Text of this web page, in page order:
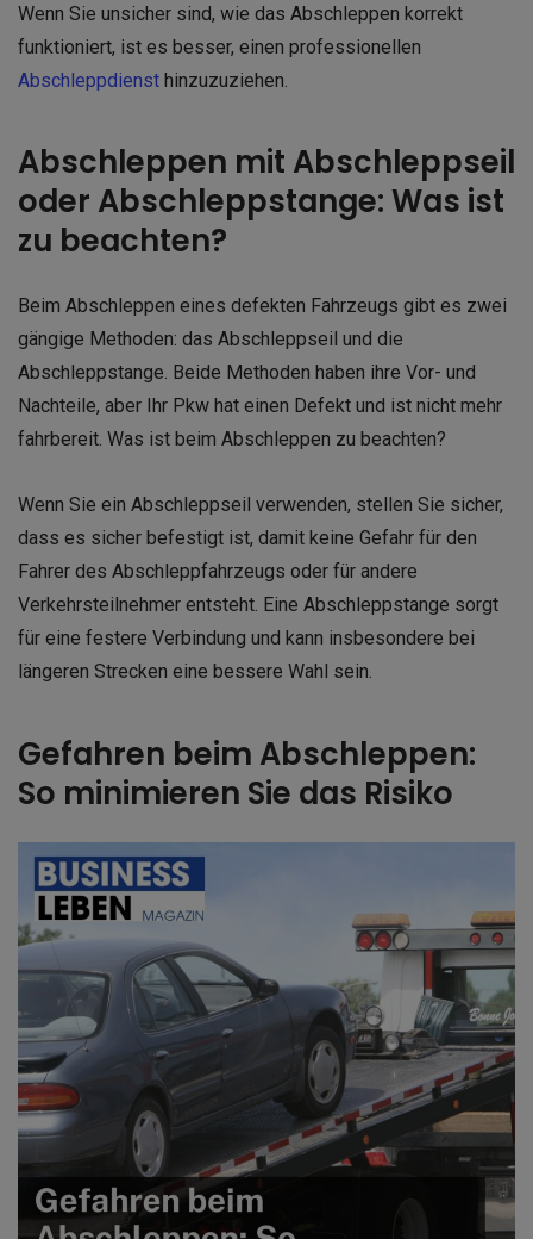
Wenn Sie unsicher sind, wie das Abschleppen korrekt
funktioniert, ist es besser, einen professionellen
Abschleppdienst hinzuzuziehen.
Abschleppen mit Abschleppseil
oder Abschleppstange: Was ist
zu beachten?
Beim Abschleppen eines defekten Fahrzeugs gibt es zwei
gängige Methoden: das Abschleppseil und die
Abschleppstange. Beide Methoden haben ihre Vor- und
Nachteile, aber Ihr Pkw hat einen Defekt und ist nicht mehr
fahrbereit. Was ist beim Abschleppen zu beachten?
Wenn Sie ein Abschleppseil verwenden, stellen Sie sicher,
dass es sicher befestigt ist, damit keine Gefahr für den
Fahrer des Abschleppfahrzeugs oder für andere
Verkehrsteilnehmer entsteht. Eine Abschleppstange sorgt
für eine festere Verbindung und kann insbesondere bei
längeren Strecken eine bessere Wahl sein.
Gefahren beim Abschleppen:
So minimieren Sie das Risiko